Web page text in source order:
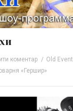
коментар
Old Event
«Гершир»